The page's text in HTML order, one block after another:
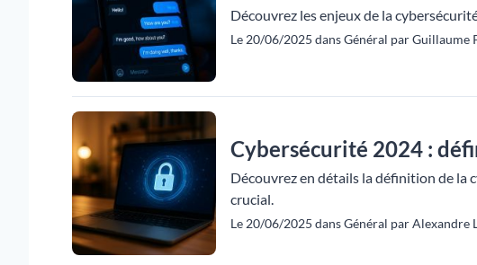
Découvrez les enjeux de la
Le 20/06/2025 dans Général par Guillaume
Cybersécurité 2024 :
Découvrez en détails la définition de la
crucial.
Le 20/06/2025 dans Général par Alexandre